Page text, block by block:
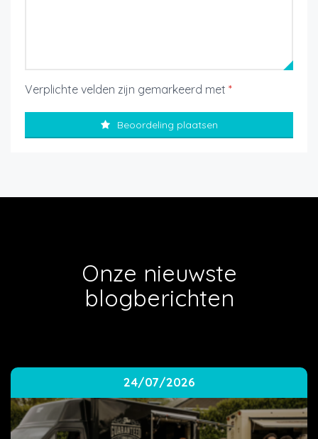
Verplichte velden zijn gemarkeerd met *
Beoordeling plaatsen
Onze nieuwste
blogberichten
24/07/2026